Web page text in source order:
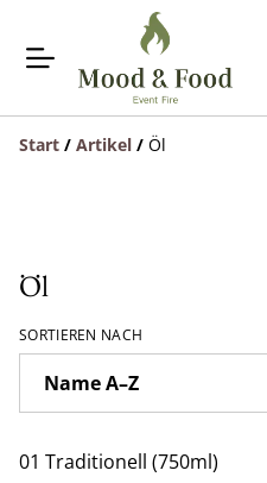
Start / Artikel / Öl
Öl
SORTIEREN NACH
01 Traditionell (750ml)